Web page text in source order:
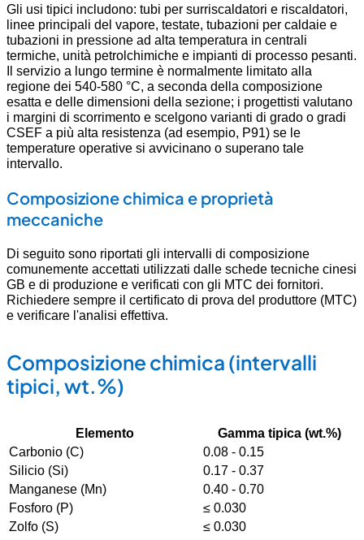
Gli usi tipici includono: tubi per surriscaldatori e riscaldatori,
linee principali del vapore, testate, tubazioni per caldaie e
tubazioni in pressione ad alta temperatura in centrali
termiche, unità petrolchimiche e impianti di processo pesanti.
Il servizio a lungo termine è normalmente limitato alla
regione dei 540-580 °C, a seconda della composizione
esatta e delle dimensioni della sezione; i progettisti valutano
i margini di scorrimento e scelgono varianti di grado o gradi
CSEF a più alta resistenza (ad esempio, P91) se le
temperature operative si avvicinano o superano tale
intervallo.
Composizione chimica e proprietà
meccaniche
Di seguito sono riportati gli intervalli di composizione
comunemente accettati utilizzati dalle schede tecniche cinesi
GB e di produzione e verificati con gli MTC dei fornitori.
Richiedere sempre il certificato di prova del produttore (MTC)
e verificare l'analisi effettiva.
Composizione chimica (intervalli
tipici, wt.%)
Elemento
Gamma tipica (wt.%)
Carbonio (C)
0.08 - 0.15
Silicio (Si)
0.17 - 0.37
Manganese (Mn)
0.40 - 0.70
Fosforo (P)
≤ 0.030
Zolfo (S)
≤ 0.030